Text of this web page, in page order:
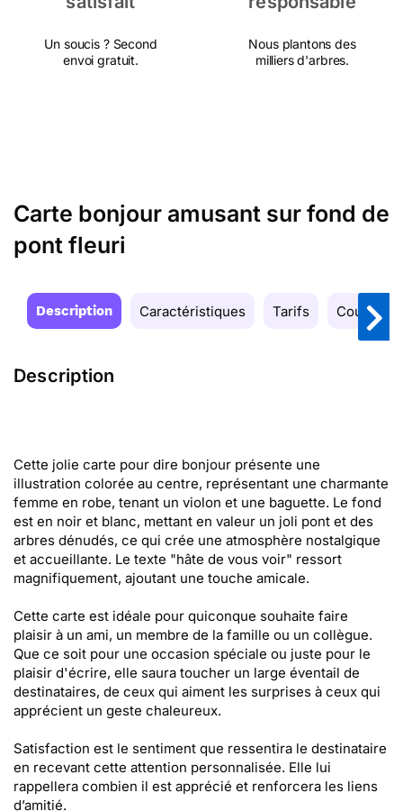
Un soucis ? Second
envoi gratuit.
Nous plantons des
milliers d'arbres.
Carte bonjour amusant sur fond de
pont fleuri
Description Caractéristiques Tarifs Couleurs
Description
Cette jolie carte pour dire bonjour présente une
illustration colorée au centre, représentant une charmante
femme en robe, tenant un violon et une baguette. Le fond
est en noir et blanc, mettant en valeur un joli pont et des
arbres dénudés, ce qui crée une atmosphère nostalgique
et accueillante. Le texte "hâte de vous voir" ressort
magnifiquement, ajoutant une touche amicale.
Cette carte est idéale pour quiconque souhaite faire
plaisir à un ami, un membre de la famille ou un collègue.
Que ce soit pour une occasion spéciale ou juste pour le
plaisir d'écrire, elle saura toucher un large éventail de
destinataires, de ceux qui aiment les surprises à ceux qui
apprécient un geste chaleureux.
Satisfaction est le sentiment que ressentira le destinataire
en recevant cette attention personnalisée. Elle lui
rappellera combien il est apprécié et renforcera les liens
d’amitié.